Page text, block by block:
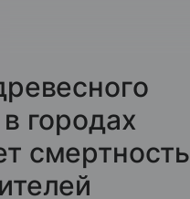
городах
смертность